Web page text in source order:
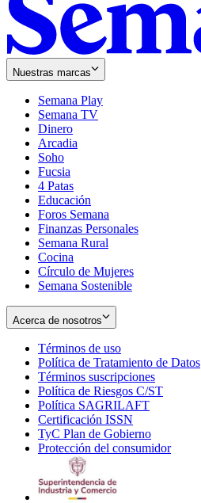
Nuestras marcas
Semana Play
Semana TV
Dinero
Arcadia
Soho
in
new
window
Fucsia
in
new
window
4 Patas
Educación
Foros Semana
Finanzas Personales
Semana Rural
Cocina
Círculo de Mujeres
Semana Sostenible
Acerca de nosotros
Términos de uso
in
new
window
Política de Tratamiento de Datos
Términos suscripciones
in
Política de Riesgos C/ST
Política SAGRILAFT
new
window
Certificación ISSN
in
new
TyC Plan de Gobierno
in
Protección del consumidorOpens